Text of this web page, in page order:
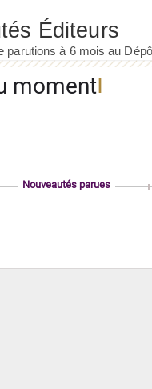
moment
Nouveautés parues